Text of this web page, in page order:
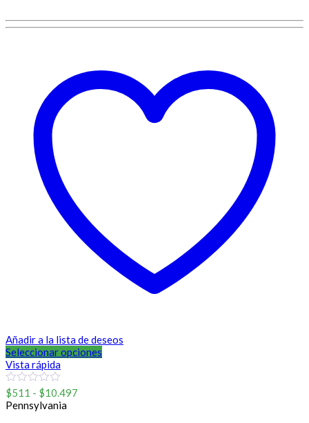
Añadir a la lista de deseos
Seleccionar opciones
Vista rápida
0
out
of
$511 - $10.497
Pennsylvania